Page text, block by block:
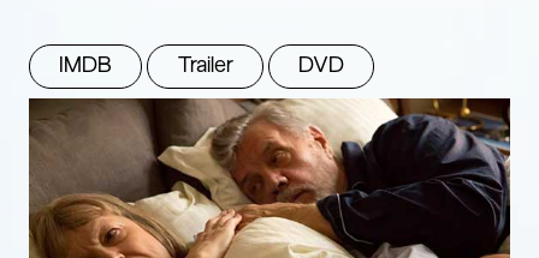
IMDB Trailer DVD